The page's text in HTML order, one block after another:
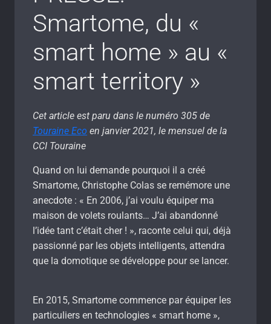
Smartome, du «
smart home » au «
smart territory »
Cet article est paru dans le numéro 305 de
Touraine Eco en janvier 2021, le mensuel de la
CCI Touraine
Quand on lui demande pourquoi il a créé
Smartome, Christophe Colas se remémore une
anecdote : « En 2006, j’ai voulu équiper ma
maison de volets roulants… J’ai abandonné
l’idée tant c’était cher ! », raconte celui qui, déjà
passionné par les objets intelligents, attendra
que la domotique se développe pour se lancer.
En 2015, Smartome commence par équiper les
particuliers en technologies « smart home »,